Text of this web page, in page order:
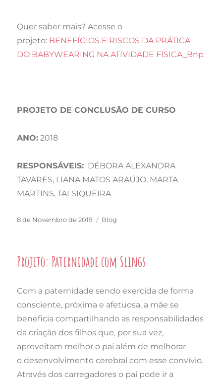
Quer saber mais? Acesse o
projeto: BENEFÍCIOS E RISCOS DA PRÁTICA
DO BABYWEARING NA ATIVIDADE FÍSICA_Bnp
PROJETO DE CONCLUSÃO DE CURSO
ANO: 2018
RESPONSÁVEIS: DÉBORA ALEXANDRA
TAVARES, LIANA MATOS ARAÚJO, MARTA
MARTINS, TAI SIQUEIRA
Publicado
8 de Novembro de 2019 Categorias
Blog
Projeto: Paternidade com Slings
Com a paternidade sendo exercida de forma
consciente, próxima e afetuosa, a mãe se
beneficia compartilhando as responsabilidades
da criação dos filhos que, por sua vez,
aproveitam melhor o pai além de melhorar
o desenvolvimento cerebral com esse convívio.
Através dos carregadores o pai pode ir a